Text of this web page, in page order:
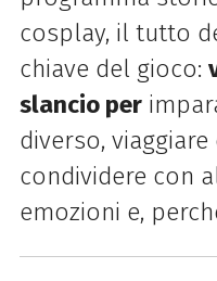
cosplay, il tutto
chiave del gioco:
slancio per
diverso,
condividere con
emozioni e,